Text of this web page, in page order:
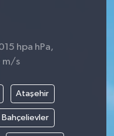
hpa hPa,
m/s
Ataşehir
Bahçelievler